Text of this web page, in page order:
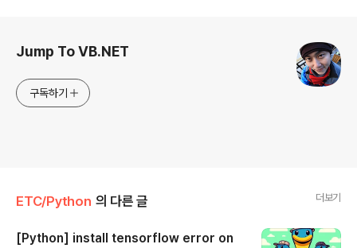
Jump To VB.NET
구독하기
ETC/Python 의 다른 글 더보기
[Python] install tensorflow error on